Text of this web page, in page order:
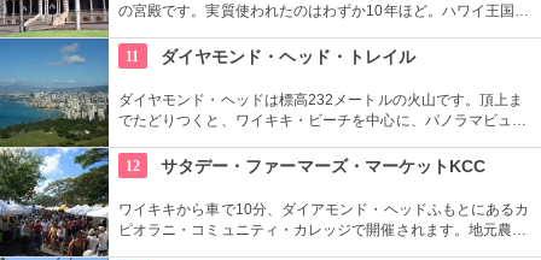
の宮殿です。実質使われたのはわずか10年ほど。ハワイ王国滅
を経て一般公開されました。豪華絢爛な調度品は当時の4割程
度の数だとか。
11 ダイヤモンド・ヘッド・トレイル
ダイヤモンド・ヘッドは標高232メートルの火山です。頂上ま
でたどりつくと、ワイキキ・ビーチを中心に、パノラマビュー
道もあるので、スニーカーの準備を。
12 サタデー・ファーマーズ・マーケットKCC
ワイキキから車で10分、ダイアモンド・ヘッドふもとにあるカ
ピオラニ・コミュニティ・カレッジで開催されます。地元農家